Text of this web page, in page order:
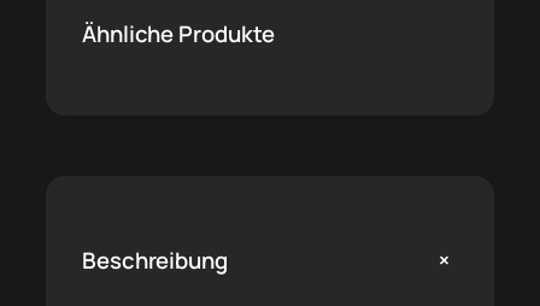
Ähnliche Produkte
Beschreibung +